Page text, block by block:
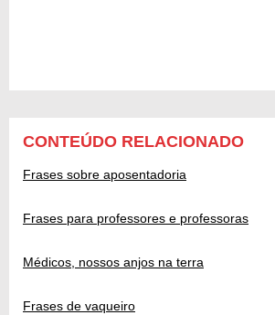
CONTEÚDO RELACIONADO
Frases sobre aposentadoria
Frases para professores e professoras
Médicos, nossos anjos na terra
Frases de vaqueiro